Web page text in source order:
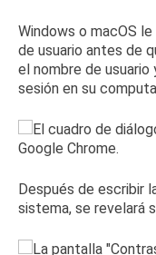
Windows o macOS
de usuario antes de
el nombre de usuario
sesión en su
Después de escribir
sistema, se revelará